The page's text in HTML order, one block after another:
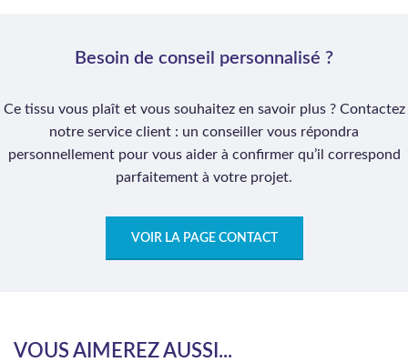
Besoin de conseil personnalisé ?
Ce tissu vous plaît et vous souhaitez en savoir plus ? Contactez
notre service client : un conseiller vous répondra
personnellement pour vous aider à confirmer qu’il correspond
parfaitement à votre projet.
VOIR LA PAGE CONTACT
VOUS AIMEREZ AUSSI...